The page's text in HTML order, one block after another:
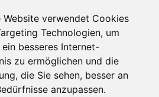
Website verwendet Cookies
Technologien, um
ein besseres Internet-
zu ermöglichen und die
die Sie sehen, besser an
anzupassen.